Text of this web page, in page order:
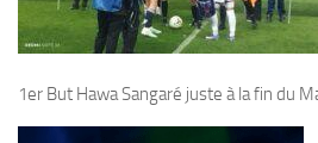
1er But Hawa Sangaré juste à la fin du